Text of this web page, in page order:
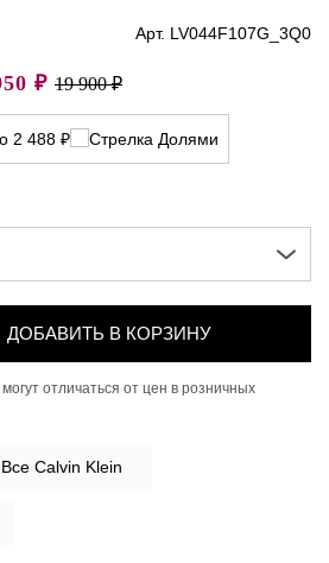
Арт. LV044F107G_3Q0
₽ 19 900 ₽
2 488 ₽
ДОБАВИТЬ В КОРЗИНУ
отличаться от цен в розничных
Все Calvin Klein